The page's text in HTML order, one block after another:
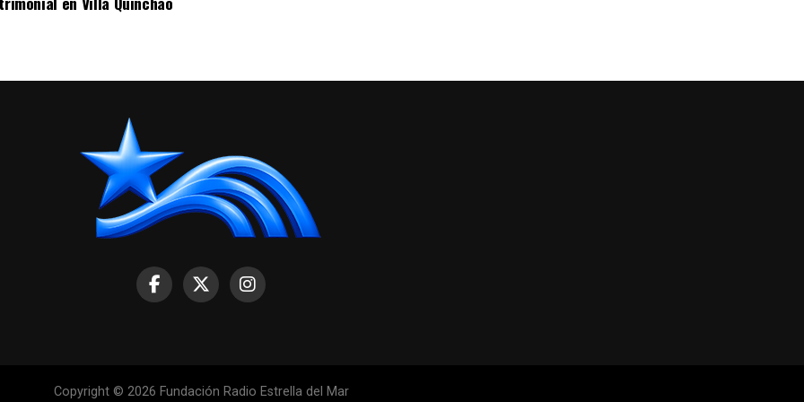
Copyright © 2026 Fundación Radio Estrella del Mar